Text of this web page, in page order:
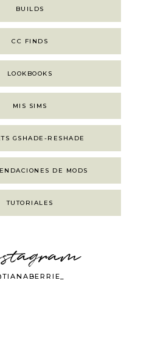
BUILDS
CC FINDS
LOOKBOOKS
MIS SIMS
GSHADE-RESHADE
DE MODS
TUTORIALES